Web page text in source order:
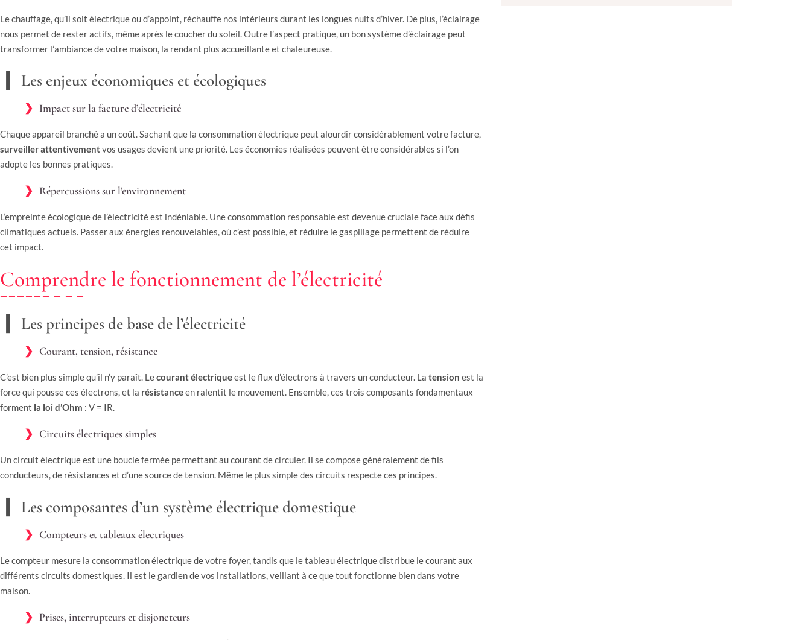
Le chauffage, qu’il soit électrique ou d’appoint, réchauffe nos intérieurs durant les longues nuits d’hiver. De plus, l’éclairage
nous permet de rester actifs, même après le coucher du soleil. Outre l’aspect pratique, un bon système d’éclairage peut
transformer l’ambiance de votre maison, la rendant plus accueillante et chaleureuse.
Les enjeux économiques et écologiques
Impact sur la facture d’électricité
Chaque appareil branché a un coût. Sachant que la consommation électrique peut alourdir considérablement votre facture,
surveiller attentivementvos usages devient une priorité. Les économies réalisées peuvent être considérables si l’on
adopte les bonnes pratiques.
Répercussions sur l’environnement
L’empreinte écologique de l’électricité est indéniable. Une consommation responsable est devenue cruciale face aux défis
climatiques actuels. Passer aux énergies renouvelables, où c’est possible, et réduire le gaspillage permettent de réduire
cet impact.
Comprendre le fonctionnement de l’électricité
Les principes de base de l’électricité
Courant, tension, résistance
C’est bien plus simple qu’il n’y paraît. Lecourant électriqueest le flux d’électrons à travers un conducteur. La tension est la
force qui pousse ces électrons, et la résistanceen ralentit le mouvement. Ensemble, ces trois composants fondamentaux
forment la loi d’Ohm : V = IR.
Circuits électriques simples
Un circuit électrique est une boucle fermée permettant au courant de circuler. Il se compose généralement de fils
conducteurs, de résistances et d’une source de tension. Même le plus simple des circuits respecte ces principes.
Les composantes d’un système électrique domestique
Compteurs et tableaux électriques
Le compteur mesure la consommation électrique de votre foyer, tandis que le tableau électrique distribue le courant aux
différents circuits domestiques. Il est le gardien de vos installations, veillant à ce que tout fonctionne bien dans votre
maison.
Prises, interrupteurs et disjoncteurs